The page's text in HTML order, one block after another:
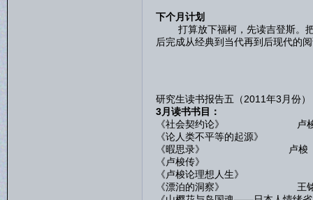
下个月计划
打算放下福柯，先读吉登斯。把
后完成从经典到当代再到后现代的
研究生读书报告五（2011年3月份）
3月读书书目：
《社会契约论》 卢
《论人类不平等的起源》
《暇思录》 卢梭
《卢梭传》
《卢梭论理想人生》
《漂泊的洞察》 王铭